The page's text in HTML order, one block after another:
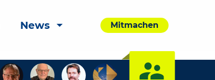
News Mitmachen